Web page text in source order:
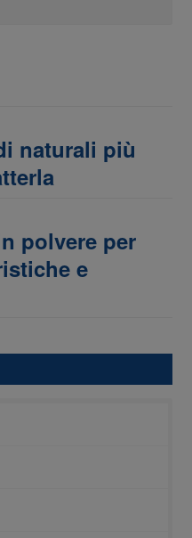
naturali più
polvere per
e